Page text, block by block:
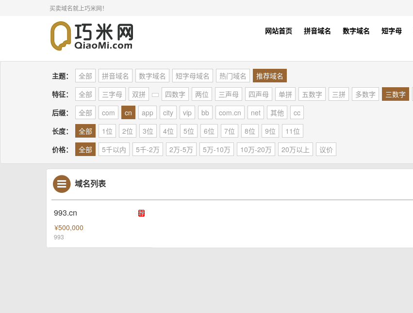
买卖域名就上巧米网！
网站首页 拼音域名 数字域名 短字母
主题： 全部 拼音域名 数字域名 短字母域名 热门域名
推荐域名
特征：
全部 三字母 双拼 四数字 两位 三声母 四声母 单拼 五数字 三拼 多数字 三数字
后缀：
全部 com cn app city vip bb com.cn net 其他
cc
长度：
全部 1位 2位 3位 4位 5位 6位 7位 8位 9位
11位
价格：
全部 5千以内 5千-2万 2万-5万 5万-10万 10万-20万 20万以上 议价
域名列表
993.cn
¥500,000
993